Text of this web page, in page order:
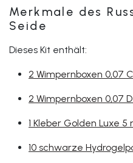
Merkmale des
Seide
Dieses Kit enthält:
2 Wimpernboxen 0,07
2 Wimpernboxen 0,07
1 Kleber Golden Luxe 5
10 schwarze